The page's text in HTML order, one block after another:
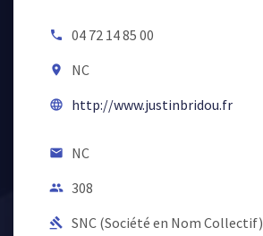
local_phone 04 72 14 85 00
room NC
language http://www.justinbridou.fr
email NC
people 308
gavel SNC (Société en Nom Collectif)